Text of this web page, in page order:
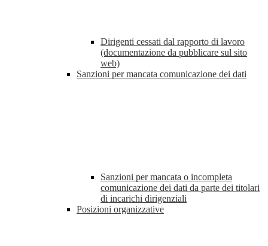
Dirigenti cessati dal rapporto di lavoro
(documentazione da pubblicare sul sito
web)
Sanzioni per mancata comunicazione dei dati
Sanzioni per mancata o incompleta
comunicazione dei dati da parte dei titolari
di incarichi dirigenziali
Posizioni organizzative